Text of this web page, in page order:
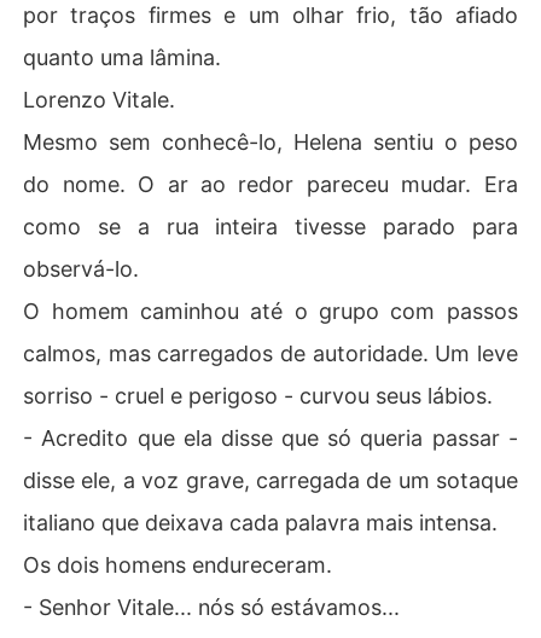
por traços firmes e um olhar frio, tão afiado
quanto uma lâmina.
Lorenzo Vitale.
Mesmo sem conhecê-lo, Helena sentiu o peso
do nome. O ar ao redor pareceu mudar. Era
como se a rua inteira tivesse parado para
observá-lo.
O homem caminhou até o grupo com passos
calmos, mas carregados de autoridade. Um leve
sorriso - cruel e perigoso - curvou seus lábios.
- Acredito que ela disse que só queria passar -
disse ele, a voz grave, carregada de um sotaque
italiano que deixava cada palavra mais intensa.
Os dois homens endureceram.
- Senhor Vitale... nós só estávamos...